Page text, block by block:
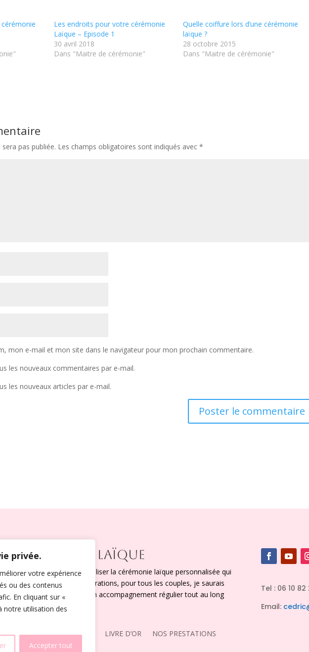
privée.
votre expérience
ou des contenus
En cliquant sur «
notre utilisation des
Accepter tout
Les endroits pour votre cérémonie
Laïque – Episode 1
30 avril 2018
Dans "Maitre de cérémonie"
Quelle coiffure lors d’une cérémonie
laïque ?
28 octobre 2015
Dans "Maitre de cérémonie"
pas publiée. Les champs obligatoires sont indiqués avec*
mon e-mail et mon site dans le navigateur pour mon prochain commentaire.
les nouveaux commentaires par e-mail.
les nouveaux articles par e-mail.
CÉRÉMONIE LAÏQUE
plus de10 ans,Je peux réaliser la cérémonie laïque personnalisée qui
Dans toutes les configurations, pour tous les couples, je saurais
les plus romantiques avec un accompagnement régulier tout au long
ACTUALITÉS CONTACT LIVRE D’OR NOS PRESTATIONS
Tel : 06 10 82
Email: